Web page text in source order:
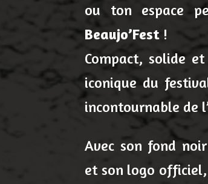
ou ton espace
Beaujo’Fest !
Compact, solide
iconique du
incontournable de
Avec son fond
et son logo